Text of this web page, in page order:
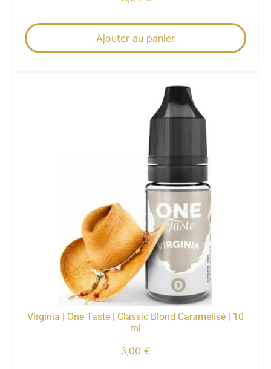
Ajouter au panier
Virginia | One Taste | Classic Blond Caramélisé | 10
ml
3,00 €